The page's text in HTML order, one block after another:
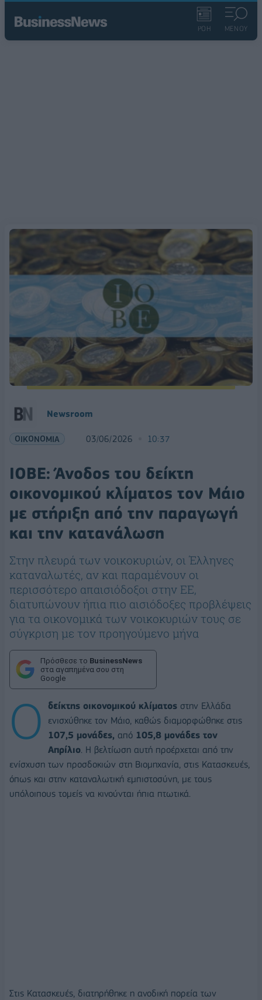
ΡΟΗ ΜΕΝΟΥ
Νewsroom
ΟΙΚΟΝΟΜΙΑ 03/06/2026 10:37
ΙΟΒΕ: Άνοδος του δείκτη
οικονομικού κλίματος τον Μάιο
με στήριξη από την παραγωγή
και την κατανάλωση
Στην πλευρά των νοικοκυριών, οι Έλληνες
καταναλωτές, αν και παραμένουν οι
περισσότερο απαισιόδοξοι στην ΕΕ,
διατυπώνουν ήπια πιο αισιόδοξες προβλέψεις
για τα οικονομικά των νοικοκυριών τους σε
σύγκριση με τον προηγούμενο μήνα
Πρόσθεσε το BusinessNews
στα αγαπημένα σου στη
Google
Ο δείκτης οικονομικού κλίματος στην Ελλάδα
ενισχύθηκε τον Μάιο, καθώς διαμορφώθηκε στις
107,5 μονάδες, από 105,8 μονάδες τον
Απρίλιο. Η βελτίωση αυτή προέρχεται από την
ενίσχυση των προσδοκιών στη Βιομηχανία, στις Κατασκευές,
όπως και στην καταναλωτική εμπιστοσύνη, με τους
υπόλοιπους τομείς να κινούνται ήπια πτωτικά.
Στις Κατασκευές, διατηρήθηκε η ανοδική πορεία των